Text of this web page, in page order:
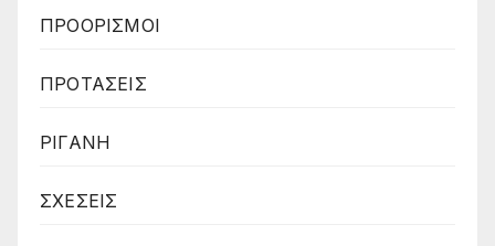
ΠΡΟΟΡΙΣΜΟΙ
ΠΡΟΤΑΣΕΙΣ
ΡΙΓΑΝΗ
ΣΧΕΣΕΙΣ